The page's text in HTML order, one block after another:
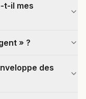
t-il mes
» ?
des